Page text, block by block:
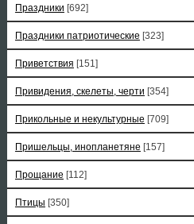
Праздники [692]
Праздники патриотические [323]
Приветствия [151]
Привидения, скелеты, черти [354]
Прикольные и некультурные [709]
Пришельцы, инопланетяне [157]
Прощание [112]
Птицы [350]